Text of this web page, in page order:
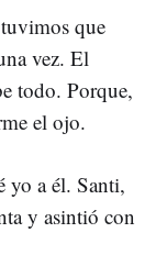
que
vez. El
todo. Porque,
el ojo.
yo a él. Santi,
y asintió con